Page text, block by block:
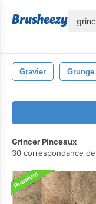
Gravier Grunge
Grincer Pinceaux
30 correspondance